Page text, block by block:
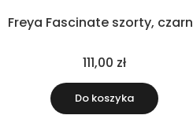
Freya Fascinate szorty,
111,00 zł
Do koszyka